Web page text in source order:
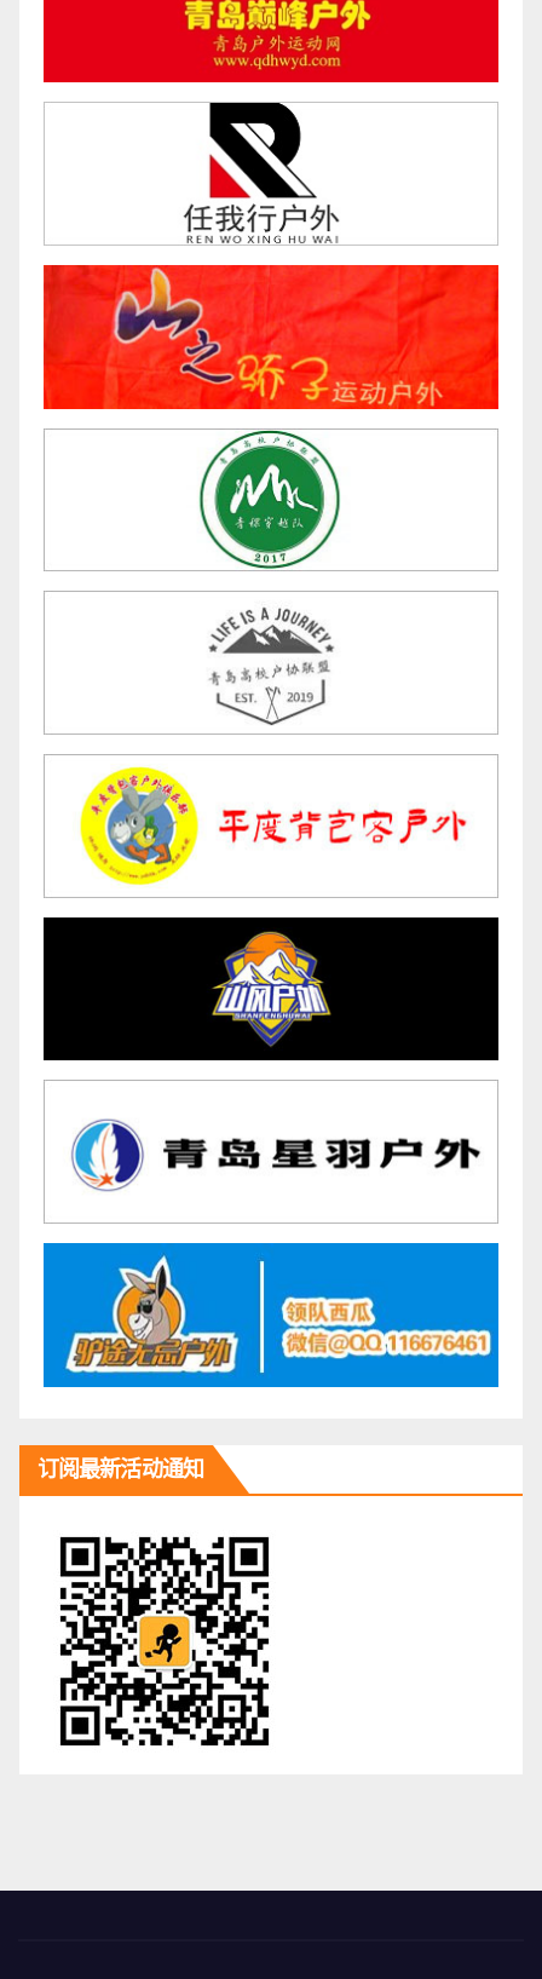
订阅最新活动通知